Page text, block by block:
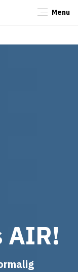
Menu
AIR!
Sluiten